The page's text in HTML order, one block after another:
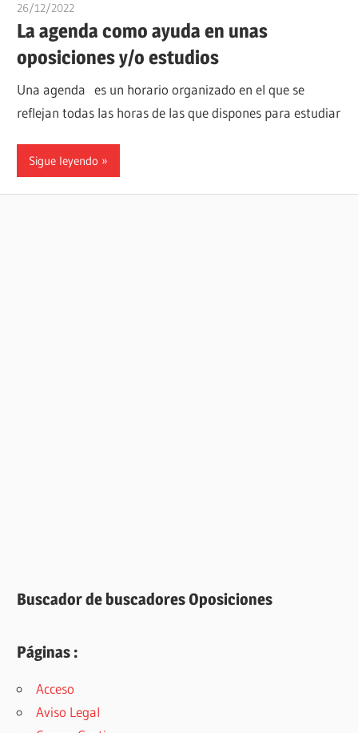
26/12/2022
La agenda como ayuda en unas
oposiciones y/o estudios
Una agenda es un horario organizado en el que se
reflejan todas las horas de las que dispones para estudiar
Sigue leyendo
Buscador de buscadores Oposiciones
Páginas :
Acceso
Aviso Legal